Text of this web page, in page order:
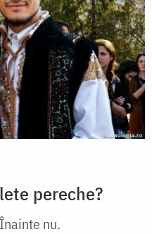
pereche?
nu.